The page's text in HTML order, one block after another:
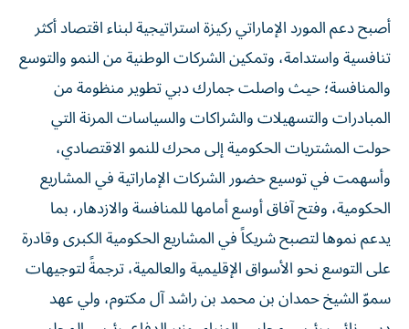
أصبح دعم المورد الإماراتي ركيزة استراتيجية لبناء اقتصاد أكثر
تنافسية واستدامة، وتمكين الشركات الوطنية من النمو والتوسع
والمنافسة؛ حيث واصلت جمارك دبي تطوير منظومة من
المبادرات والتسهيلات والشراكات والسياسات المرنة التي
حولت المشتريات الحكومية إلى محرك للنمو الاقتصادي،
وأسهمت في توسيع حضور الشركات الإماراتية في المشاريع
الحكومية، وفتح آفاق أوسع أمامها للمنافسة والازدهار، بما
يدعم نموها لتصبح شريكاً في المشاريع الحكومية الكبرى وقادرة
على التوسع نحو الأسواق الإقليمية والعالمية، ترجمةً لتوجيهات
سموّ الشيخ حمدان بن محمد بن راشد آل مكتوم، ولي عهد